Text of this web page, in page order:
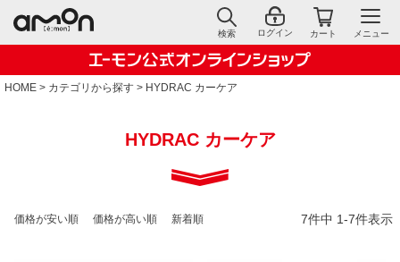
検索 ログイン カート メニュー
HOME カテゴリから探す HYDRAC カーケア
HYDRAC カーケア
価格が安い順 価格が高い順 新着順 7件中 1-7件表示